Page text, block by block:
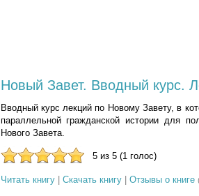
Новый Завет. Вводный курс.
Вводный курс лекций по Новому Завету, в
параллельной гражданской истории для
Нового Завета.
5 из 5 (1 голос)
Читать книгу| Скачать книгу| Отзывы о книге